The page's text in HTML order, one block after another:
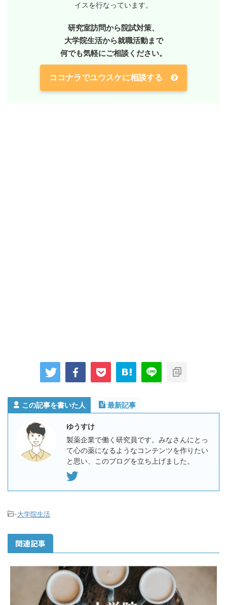
イスを行なっています。
研究室訪問から院試対策、
大学院生活から就職活動まで
何でも気軽にご相談ください。
ココナラでユウスケに相談する
この記事を書いた人 最新記事
ゆうすけ
製薬企業で働く研究員です。みなさんにとっ
て心の薬になるようなコンテンツを作りたい
と思い、このブログを立ち上げました。
-大学院生活
関連記事